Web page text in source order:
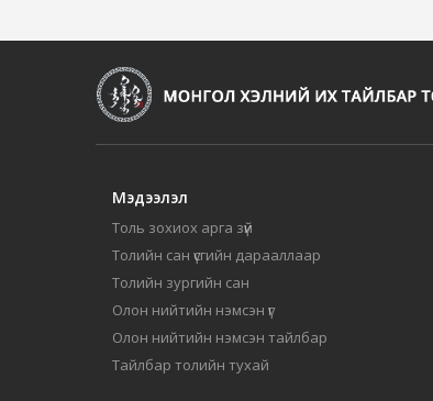
Мэдээлэл
Толь зохиох арга зүй
Толийн сан үсгийн дарааллаар
Толийн зургийн сан
Олон нийтийн нэмсэн үг
Олон нийтийн нэмсэн тайлбар
Тайлбар толийн тухай